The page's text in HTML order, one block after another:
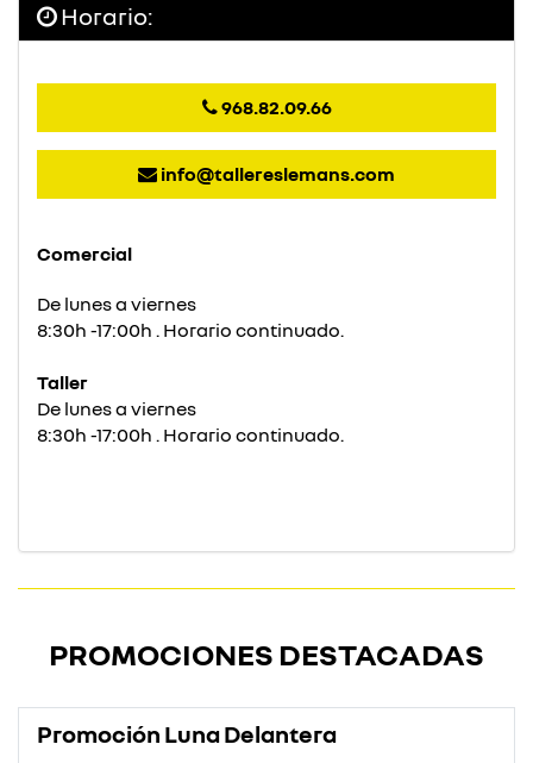
Horario:
968.82.09.66
info@tallereslemans.com
Comercial
De lunes a viernes
8:30h -17:00h . Horario continuado.
Taller
De lunes a viernes
8:30h -17:00h . Horario continuado.
PROMOCIONES DESTACADAS
Promoción Luna Delantera